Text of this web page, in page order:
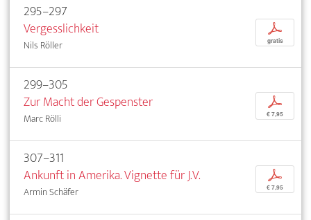
295–297
Vergesslichkeit
Nils Röller
p
gratis
299–305
Zur Macht der Gespenster
Marc Rölli
p
€ 7,95
307–311
Ankunft in Amerika. Vignette für J.V.
Armin Schäfer
p
€ 7,95